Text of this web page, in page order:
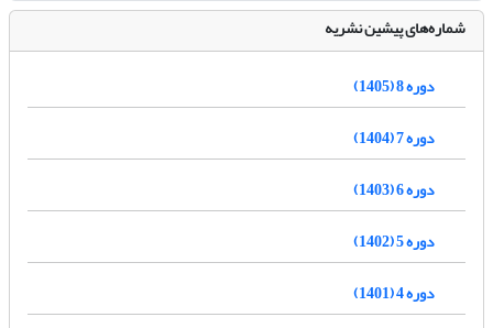
شماره‌های پیشین نشریه
دوره 8 (1405)
دوره 7 (1404)
دوره 6 (1403)
دوره 5 (1402)
دوره 4 (1401)